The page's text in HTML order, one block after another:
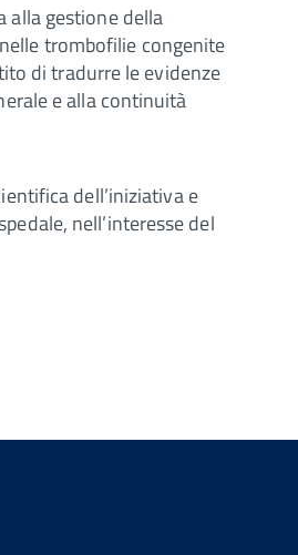
alla gestione della
trombofilie congenite
di tradurre le evidenze
e alla continuità
dell’iniziativa e
nell’interesse del